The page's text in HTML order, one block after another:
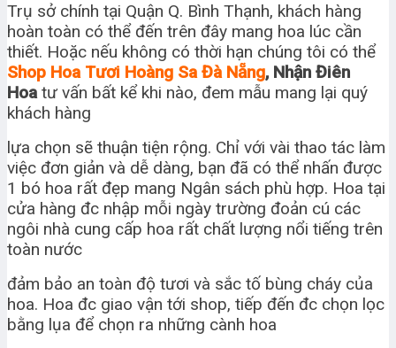
Trụ sở chính tại Quận Q. Bình Thạnh, khách hàng
hoàn toàn có thể đến trên đây mang hoa lúc cần
thiết. Hoặc nếu không có thời hạn chúng tôi có thể
Shop Hoa Tươi Hoàng Sa Đà Nẵng, Nhận Điên
Hoatư vấn bất kể khi nào, đem mẫu mang lại quý
khách hàng
lựa chọn sẽ thuận tiện rộng. Chỉ với vài thao tác làm
việc đơn giản và dễ dàng, bạn đã có thể nhấn được
1 bó hoa rất đẹp mang Ngân sách phù hợp. Hoa tại
cửa hàng đc nhập mỗi ngày trường đoản cú các
ngôi nhà cung cấp hoa rất chất lượng nổi tiếng trên
toàn nước
đảm bảo an toàn độ tươi và sắc tố bùng cháy của
hoa. Hoa đc giao vận tới shop, tiếp đến đc chọn lọc
bằng lụa để chọn ra những cành hoa